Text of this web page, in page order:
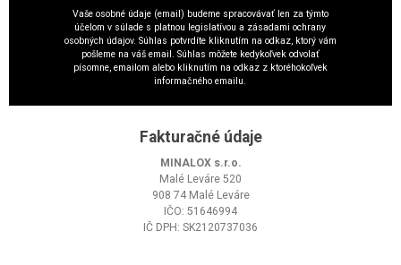
Vaše osobné údaje (email) budeme spracovávať len za týmto
účelom v súlade s platnou legislatívou a zásadami ochrany
osobných údajov. Súhlas potvrdíte kliknutím na odkaz, ktorý vám
pošleme na váš email. Súhlas môžete kedykoľvek odvolať
písomne, emailom alebo kliknutím na odkaz z ktoréhokoľvek
informačného emailu.
Fakturačné údaje
MINALOX s.r.o.
Malé Leváre 520
908 74 Malé Leváre
IČO: 51646994
IČ DPH: SK2120737036